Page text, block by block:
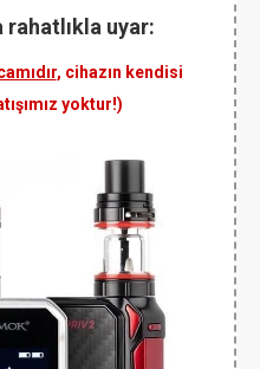
rahatlıkla uyar:
, cihazın kendisi
yoktur!)